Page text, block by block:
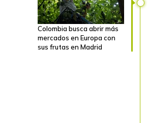
Colombia busca abrir más
mercados en Europa con
sus frutas en Madrid